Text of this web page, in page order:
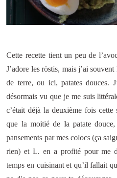
Cette recette tient un peu de
J’adore les röstis, mais j’ai
de terre, ou ici, patates douces.
désormais vu que je me suis
c’était déjà la deuxième fois
que la moitié de la patate
pansements par mes colocs (ça
rien) et L. en a profité pour me
temps en cuisinant et qu’il fallait